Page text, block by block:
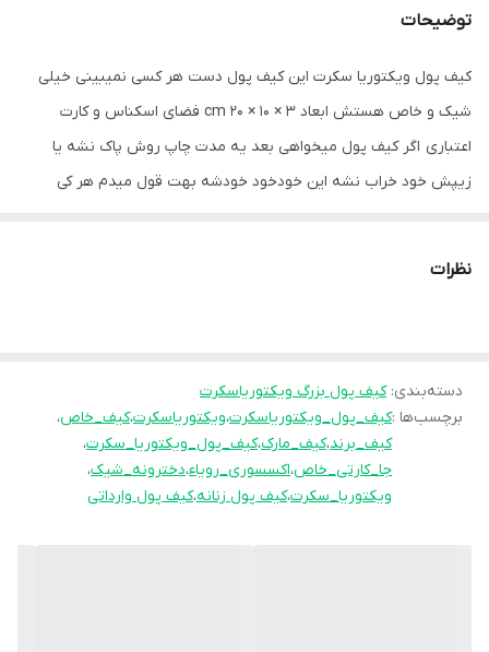
توضیحات
کیف پول ویکتوریا سکرت این کیف پول دست هر کسی نمیبینی خیلی
شیک و خاص هستش ابعاد 3 × 10 × 20 cm فضای اسکناس و کارت
اعتباری اگر کیف پول میخواهی بعد یه مدت چاپ روش پاک نشه یا
زیپش خود خراب نشه این خودخود خودشه بهت قول میدم هر کی
نظرات
دسته‌بندی:کیف پول بزرگ ویکتوریاسکرت
برچسب‌ها :کیف_پول_ویکتوریاسکرت،ویکتوریاسکرت،کیف_خاص،
کیف_برند،کیف_مارک،کیف_پول_ویکتوریا_سکرت،
جا_کارتی_خاص،اکسسوری_رویاء،دخترونه_شیک،
ویکتوریا_سکرت،کیف پول زنانه،کیف پول وارداتی